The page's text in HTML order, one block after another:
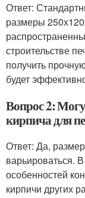
Ответ:
размеры
строительстве
получить
будет
Вопрос 2:
кирпича для
Ответ: Да,
варьироваться.
особенностей
кирпичи других